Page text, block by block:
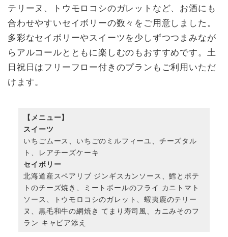
テリーヌ、トウモロコシのガレットなど、お酒にも
合わせやすいセイボリーの数々をご用意しました。
多彩なセイボリーやスイーツを少しずつつまみなが
らアルコールとともに楽しむのもおすすめです。土
日祝日はフリーフロー付きのプランもご利用いただ
けます。
【メニュー】
スイーツ
いちごムース、いちごのミルフィーユ、チーズタル
ト、レアチーズケーキ
セイボリー
北海道産スペアリブ ジンギスカンソース、鱈とポテ
トのチーズ焼き、ミートボールのフライ カニトマト
ソース、トウモロコシのガレット、蝦夷鹿のテリー
ヌ、黒毛和牛の網焼き てまり寿司風、カニみそのフ
ラン キャビア添え